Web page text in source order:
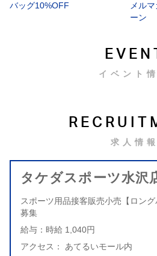
バッグ10%OFF
メル
ーン
イベント
求人情報
タケダスポーツ水沢
スポーツ用品接客販売小売【ロング
募集
給与：時給 1,040円
アクセス： あてるいモール内